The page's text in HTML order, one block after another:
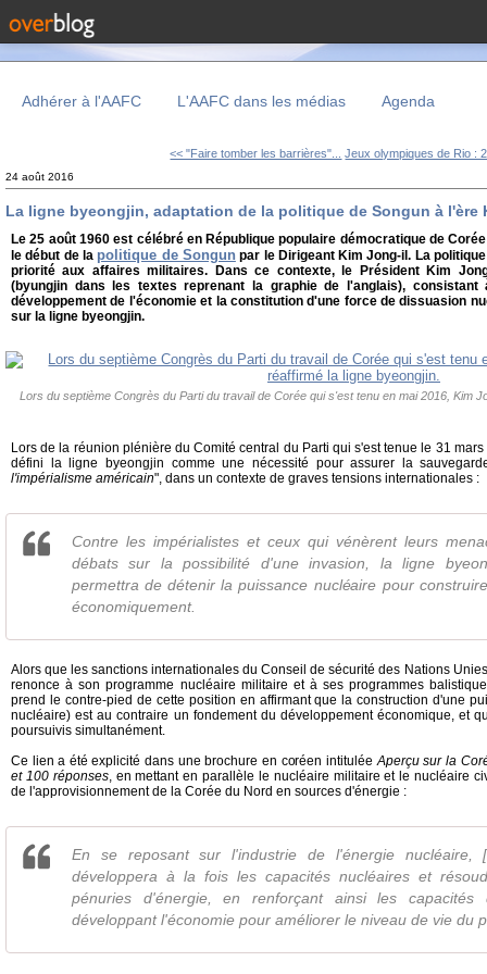
Adhérer à l'AAFC L'AAFC dans les médias Agenda
<< "Faire tomber les barrières"... Jeux olympiques de Rio :
24 août 2016
La ligne byeongjin, adaptation de la politique de Songun à l'ère
Le 25 août 1960 est célébré en République populaire démocratique de
le début de la politique de Songunpar le Dirigeant Kim Jong-il. La
priorité aux affaires militaires. Dans ce contexte, le Président Kim
(byungjin dans les textes reprenant la graphie de l'anglais), consistant
développement de l'économie et la constitution d'une force de dissuasion
sur la ligne byeongjin.
Lors du septième Congrès du Parti du travail de Corée qui s'est tenu en mai 2016, Kim
Lors de la réunion plénière du Comité central du Parti qui s'est tenue le 31
défini la ligne byeongjin comme une nécessité pour assurer la
l'impérialisme américain", dans un contexte de graves tensions internationales :
Contre les impérialistes et ceux qui vénèrent leurs
débats sur la possibilité d'une invasion, la ligne
permettra de détenir la puissance nucléaire pour
économiquement.
Alors que les sanctions internationales du Conseil de sécurité des Nations
renonce à son programme nucléaire militaire et à ses programmes
prend le contre-pied de cette position en affirmant que la construction d'une
nucléaire) est au contraire un fondement du développement économique, et
poursuivis simultanément.
Ce lien a été explicité dans une brochure en coréen intituléeAperçu sur la
et 100 réponses, en mettant en parallèle le nucléaire militaire et le nucléaire
de l'approvisionnement de la Corée du Nord en sources d'énergie :
En se reposant sur l'industrie de l'énergie nucléaire,
développera à la fois les capacités nucléaires et
pénuries d'énergie, en renforçant ainsi les
développant l'économie pour améliorer le niveau de vie du